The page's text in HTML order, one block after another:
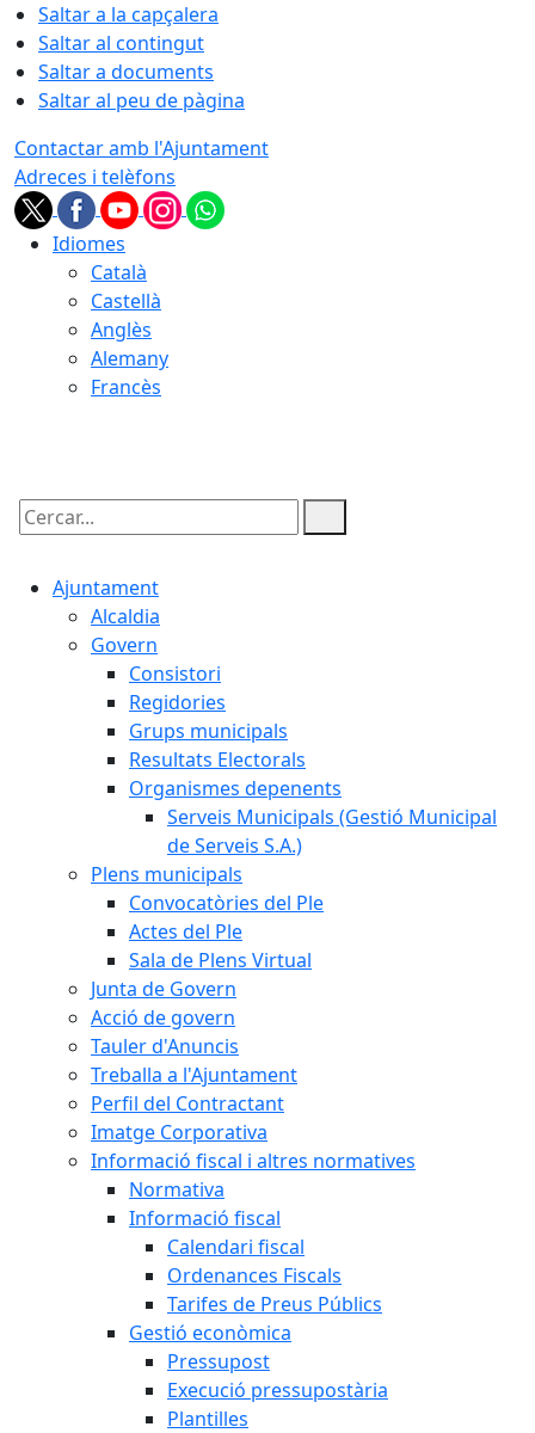
Saltar a la capçalera
Saltar al contingut
Saltar a documents
Saltar al peu de pàgina
Contactar amb l'Ajuntament
Adreces i telèfons
Idiomes
Català
Castellà
Anglès
Alemany
Francès
Cercar:
Ajuntament
Alcaldia
Govern
Consistori
Regidories
Grups municipals
Resultats Electorals
Organismes depenents
Serveis Municipals (Gestió Municipal
de Serveis S.A.)
Plens municipals
Convocatòries del Ple
Actes del Ple
Sala de Plens Virtual
Junta de Govern
Acció de govern
Tauler d'Anuncis
Treballa a l'Ajuntament
Perfil del Contractant
Imatge Corporativa
Informació fiscal i altres normatives
Normativa
Informació fiscal
Calendari fiscal
Ordenances Fiscals
Tarifes de Preus Públics
Gestió econòmica
Pressupost
Execució pressupostària
Plantilles